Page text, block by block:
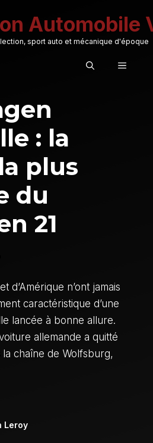
Automobile
sport auto et mécanique d'époque
MENU
: la
plus
du
21
d’Amérique n’ont jamais
caractéristique d’une
lancée à bonne allure.
allemande a quitté
chaîne de Wolfsburg,
Leroy